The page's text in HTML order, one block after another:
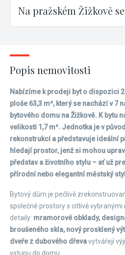
Na pražském Žižkově
Popis nemovitosti
Nabízíme k prodeji byt o dispozici
ploše 63,3 m², který se nachází v 7
bytového domu na Žižkově. K bytu
velikosti 1,7 m². Jednotka je v
rekonstrukcí a představuje ideální
hledají prostor, jenž si mohou
představ a životního stylu – ať už
přírodní nebo elegantní městský
Bytový dům je pečlivě
společné prostory s citlivě vybranými
detaily: mramorové obklady,
broušeného skla, nový prosklený
dveře z dubového dřevavytvářejí
vstupu do domu.